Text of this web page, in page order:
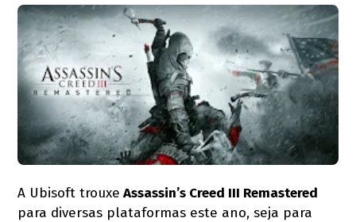
A Ubisoft trouxe Assassin’s Creed III Remastered
para diversas plataformas este ano, seja para